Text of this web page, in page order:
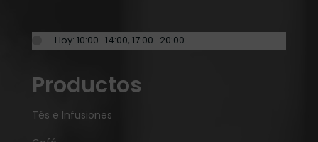
… · Hoy: 10:00–14:00, 17:00–20:00
Productos
Tés e Infusiones